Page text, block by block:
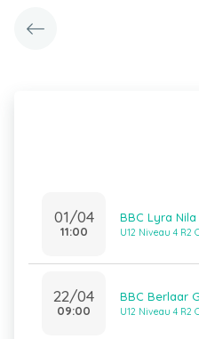
01/04
11:00
BBC Lyra Nila
U12 Niveau 4 R2
22/04
09:00
BBC Berlaar
U12 Niveau 4 R2